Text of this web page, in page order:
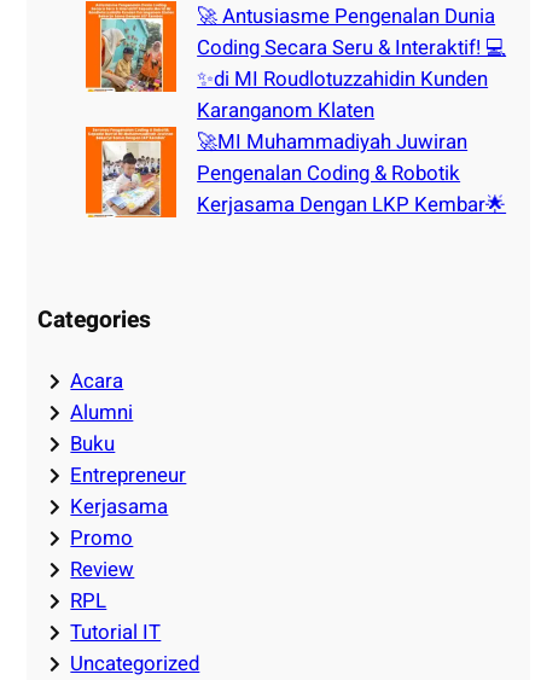
🚀 Antusiasme Pengenalan Dunia
Coding Secara Seru & Interaktif! 💻
✨di MI Roudlotuzzahidin Kunden
Karanganom Klaten
🚀MI Muhammadiyah Juwiran
Pengenalan Coding & Robotik
Kerjasama Dengan LKP Kembar🌟
Categories
Acara
Alumni
Buku
Entrepreneur
Kerjasama
Promo
Review
RPL
Tutorial IT
Uncategorized